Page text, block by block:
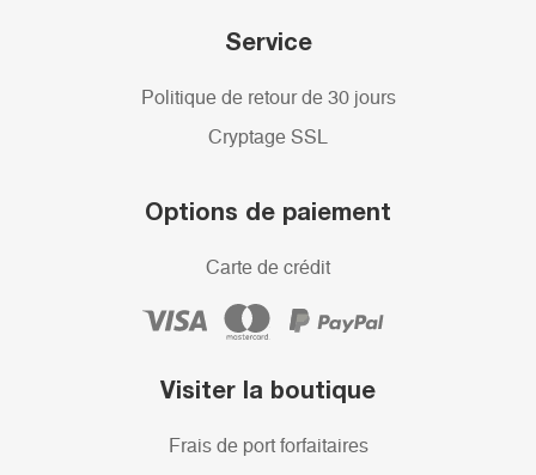
Service
Politique de retour de 30 jours
Cryptage SSL
Options de paiement
Carte de crédit
Visiter la boutique
Frais de port forfaitaires